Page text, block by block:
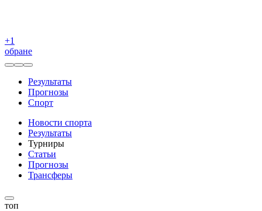
+1
обране
Результаты
Прогнозы
Спорт
Новости спорта
Результаты
Турниры
Статьи
Прогнозы
Трансферы
топ